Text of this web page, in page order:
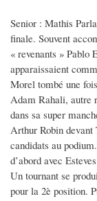
Senior : Mathis
finale. Souvent
« revenants » Pablo
apparaissaient
Morel tombé une
Adam Rahali, autre
dans sa super
Arthur Robin devant
candidats au
d’abord avec
Un tournant se
pour la 2è position.